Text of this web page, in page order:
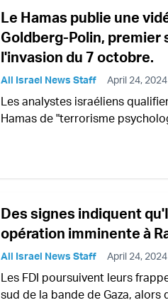
Le Hamas publie une
Goldberg-Polin, premier
l'invasion du 7 octobre.
All Israel News Staff April 24, 2024
Les analystes israéliens
Hamas de "terrorisme
Des signes indiquent
opération imminente à
All Israel News Staff April 24, 2024
Les FDI poursuivent leurs
sud de la bande de Gaza,